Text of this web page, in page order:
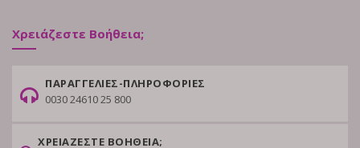
Χρειάζεστε Βοήθεια;
ΠΑΡΑΓΓΕΛΙΕΣ-ΠΛΗΡΟΦΟΡΙΕΣ
0030 24610 25 800
ΧΡΕΙΑΖΕΣΤΕ ΒΟΗΘΕΙΑ;